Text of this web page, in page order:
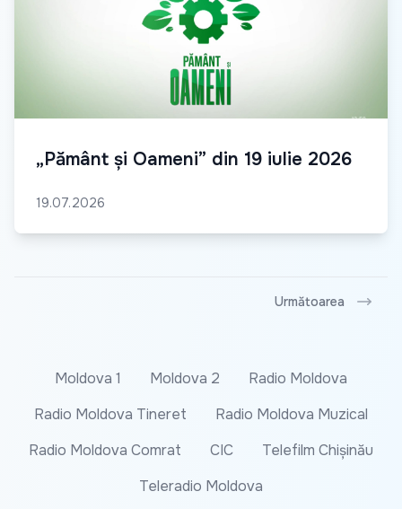
„Pământ și Oameni” din 19 iulie 2026
19.07.2026
Următoarea
Moldova 1 Moldova 2
Radio Moldova
Radio Moldova Tineret
Radio Moldova Muzical
Radio Moldova Comrat
CIC
Telefilm Chișinău
Teleradio Moldova